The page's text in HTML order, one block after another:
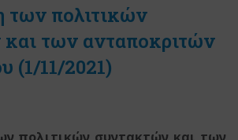
πολιτικών
των ανταποκριτών
(1/11/2021)